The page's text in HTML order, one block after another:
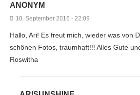
ANONYM
10. September 2016 - 22:09
Hallo, Ari! Es freut mich, wieder was von
schönen Fotos, traumhaft!!! Alles Gute
Roswitha